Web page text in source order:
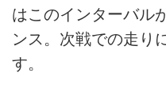
はこのインターバル
ンス。次戦での走り
す。